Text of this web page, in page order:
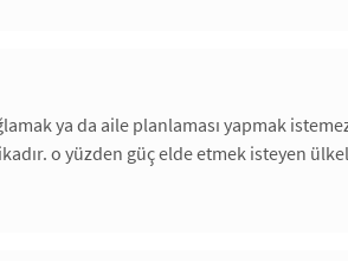
ya da aile planlaması yapmak
o yüzden güç elde etmek isteyen